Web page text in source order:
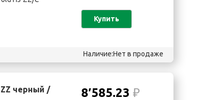
Купить
Наличие:Нет в продаже
черный /
8′585.23 ₽